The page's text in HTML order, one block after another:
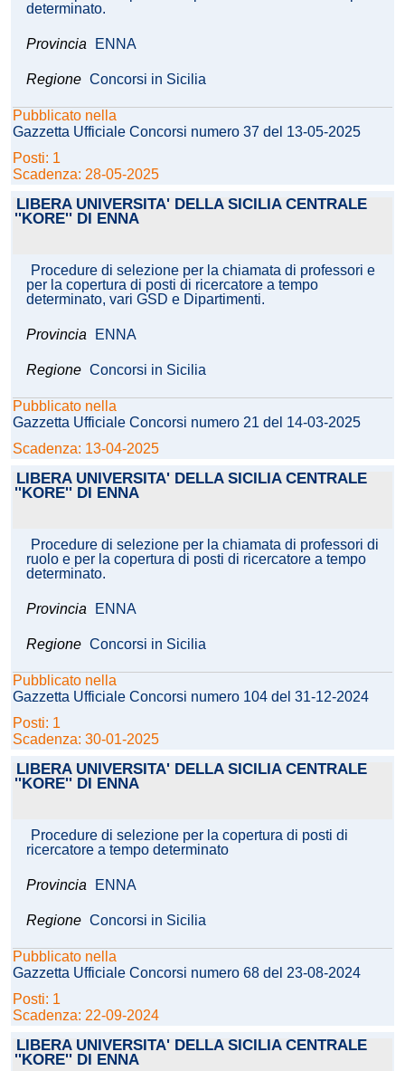
determinato.
Provincia ENNA
Regione Concorsi in Sicilia
Pubblicato nella
Gazzetta Ufficiale Concorsi numero 37 del 13-05-2025
Posti: 1
Scadenza: 28-05-2025
LIBERA UNIVERSITA' DELLA SICILIA CENTRALE
''KORE'' DI ENNA
Procedure di selezione per la chiamata di professori e
per la copertura di posti di ricercatore a tempo
determinato, vari GSD e Dipartimenti.
Provincia ENNA
Regione Concorsi in Sicilia
Pubblicato nella
Gazzetta Ufficiale Concorsi numero 21 del 14-03-2025
Scadenza: 13-04-2025
LIBERA UNIVERSITA' DELLA SICILIA CENTRALE
''KORE'' DI ENNA
Procedure di selezione per la chiamata di professori di
ruolo e per la copertura di posti di ricercatore a tempo
determinato.
Provincia ENNA
Regione Concorsi in Sicilia
Pubblicato nella
Gazzetta Ufficiale Concorsi numero 104 del 31-12-2024
Posti: 1
Scadenza: 30-01-2025
LIBERA UNIVERSITA' DELLA SICILIA CENTRALE
''KORE'' DI ENNA
Procedure di selezione per la copertura di posti di
ricercatore a tempo determinato
Provincia ENNA
Regione Concorsi in Sicilia
Pubblicato nella
Gazzetta Ufficiale Concorsi numero 68 del 23-08-2024
Posti: 1
Scadenza: 22-09-2024
LIBERA UNIVERSITA' DELLA SICILIA CENTRALE
''KORE'' DI ENNA